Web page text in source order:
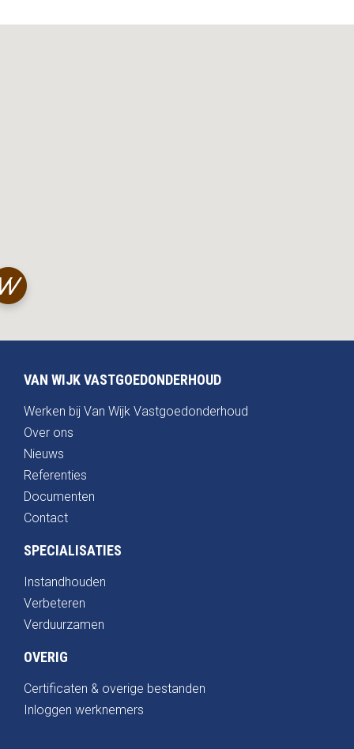
VAN WIJK VASTGOEDONDERHOUD
Werken bij Van Wijk Vastgoedonderhoud
Over ons
Nieuws
Referenties
Documenten
Contact
SPECIALISATIES
Instandhouden
Verbeteren
Verduurzamen
OVERIG
Certificaten & overige bestanden
Inloggen werknemers